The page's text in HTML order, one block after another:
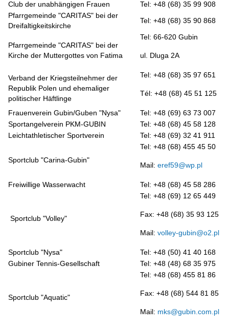
Club der unabhängigen Frauen
Tel: +48 (68) 35 99 908
Pfarrgemeinde "CARITAS" bei der
Dreifaltigkeitskirche
Tel: +48 (68) 35 90 868
Pfarrgemeinde "CARITAS" bei der
Kirche der Muttergottes von Fatima
Tel: 66-620 Gubin
ul. Dluga 2A
Verband der Kriegsteilnehmer der
Republik Polen und ehemaliger
politischer Häftlinge
Tel: +48 (68) 35 97 651
Tél: +48 (68) 45 51 125
Frauenverein Gubin/Guben "Nysa"
Tel: +48 (69) 63 73 007
Sportangelverein PKM-GUBIN
Tel: +48 (68) 45 58 128
Leichtathletischer Sportverein
Tel: +48 (69) 32 41 911
Sportclub "Carina-Gubin"
Tel: +48 (68) 455 45 50
Mail: eref59@wp.pl
Freiwillige Wasserwacht Tel: +48 (68) 45 58 286
Sportclub "Volley"
Tel: +48 (69) 12 65 449
Fax: +48 (68) 35 93 125
Mail: volley-gubin@o2.pl
Sportclub "Nysa"
Tel: +48 (50) 41 40 168
Gubiner Tennis-Gesellschaft
Tel: +48 (48) 68 35 975
Sportclub "Aquatic"
Tel: +48 (68) 455 81 86
Fax: +48 (68) 544 81 85
Mail: mks@gubin.com.pl